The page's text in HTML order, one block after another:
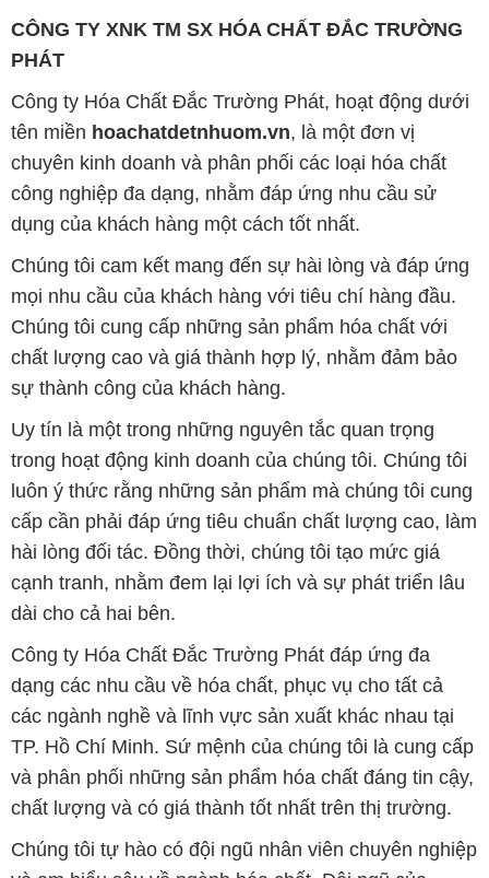
CÔNG TY XNK TM SX HÓA CHẤT ĐẮC TRƯỜNG
PHÁT
Công ty Hóa Chất Đắc Trường Phát, hoạt động dưới
tên miền hoachatdetnhuom.vn, là một đơn vị
chuyên kinh doanh và phân phối các loại hóa chất
công nghiệp đa dạng, nhằm đáp ứng nhu cầu sử
dụng của khách hàng một cách tốt nhất.
Chúng tôi cam kết mang đến sự hài lòng và đáp ứng
mọi nhu cầu của khách hàng với tiêu chí hàng đầu.
Chúng tôi cung cấp những sản phẩm hóa chất với
chất lượng cao và giá thành hợp lý, nhằm đảm bảo
sự thành công của khách hàng.
Uy tín là một trong những nguyên tắc quan trọng
trong hoạt động kinh doanh của chúng tôi. Chúng tôi
luôn ý thức rằng những sản phẩm mà chúng tôi cung
cấp cần phải đáp ứng tiêu chuẩn chất lượng cao, làm
hài lòng đối tác. Đồng thời, chúng tôi tạo mức giá
cạnh tranh, nhằm đem lại lợi ích và sự phát triển lâu
dài cho cả hai bên.
Công ty Hóa Chất Đắc Trường Phát đáp ứng đa
dạng các nhu cầu về hóa chất, phục vụ cho tất cả
các ngành nghề và lĩnh vực sản xuất khác nhau tại
TP. Hồ Chí Minh. Sứ mệnh của chúng tôi là cung cấp
và phân phối những sản phẩm hóa chất đáng tin cậy,
chất lượng và có giá thành tốt nhất trên thị trường.
Chúng tôi tự hào có đội ngũ nhân viên chuyên nghiệp